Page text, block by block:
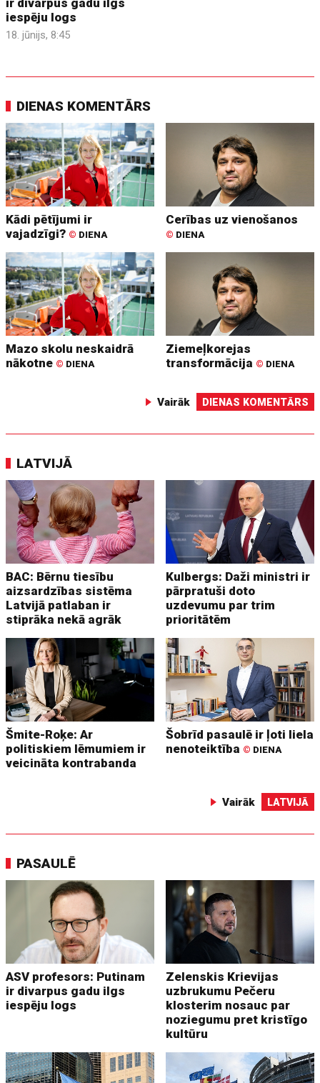
ir divarpus gadu ilgs
iespēju logs
18. jūnijs, 8:45
DIENAS KOMENTĀRS
Kādi pētījumi ir
vajadzīgi? © DIENA
Cerības uz vienošanos
© DIENA
Mazo skolu neskaidrā
nākotne © DIENA
Ziemeļkorejas
transformācija © DIENA
Vairāk DIENAS KOMENTĀRS
LATVIJĀ
BAC: Bērnu tiesību
aizsardzības sistēma
Latvijā patlaban ir
stiprāka nekā agrāk
Kulbergs: Daži ministri ir
pārpratuši doto
uzdevumu par trim
prioritātēm
Šmite-Roķe: Ar
politiskiem lēmumiem ir
veicināta kontrabanda
Šobrīd pasaulē ir ļoti liela
nenoteiktība © DIENA
Vairāk LATVIJĀ
PASAULĒ
ASV profesors: Putinam
ir divarpus gadu ilgs
iespēju logs
Zelenskis Krievijas
uzbrukumu Pečeru
klosterim nosauc par
noziegumu pret kristīgo
kultūru